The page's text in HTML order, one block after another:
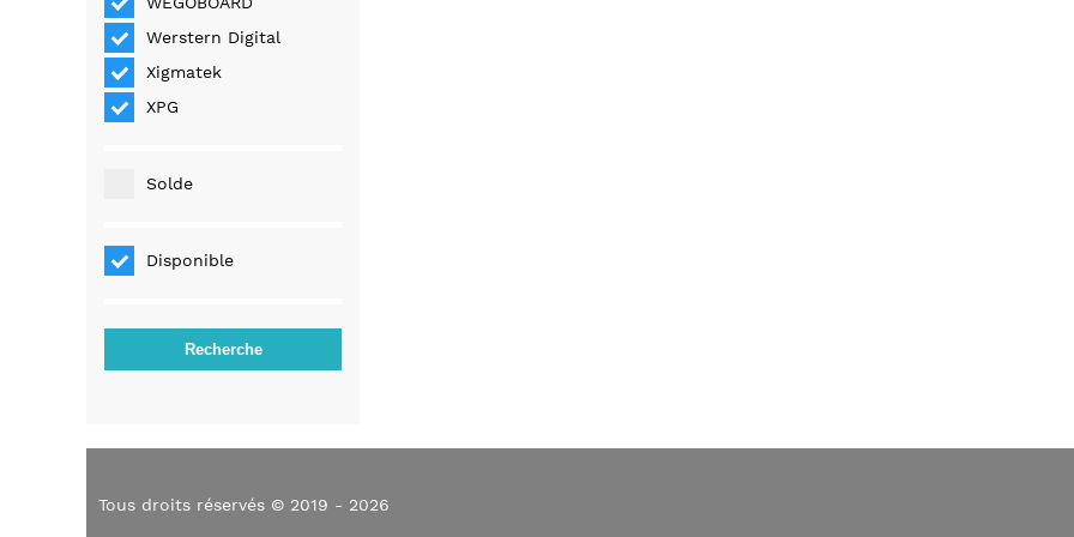
Werstern Digital
Xigmatek
XPG
Solde
Disponible
Tous droits réservés © 2019 - 2026